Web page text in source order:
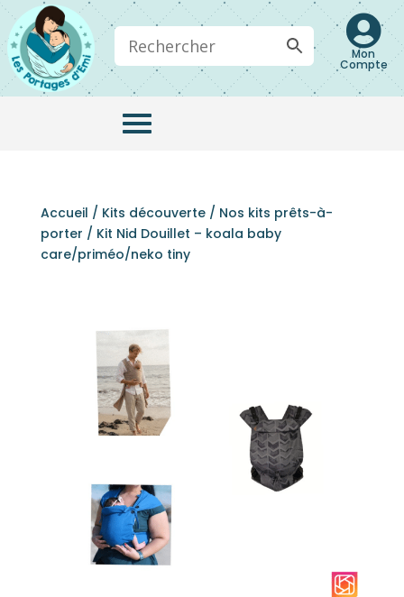

Mon
Compte
Accueil / Kits découverte/ Nos kits prêts-à-
porter / Kit Nid Douillet – koala baby
care/priméo/neko tiny